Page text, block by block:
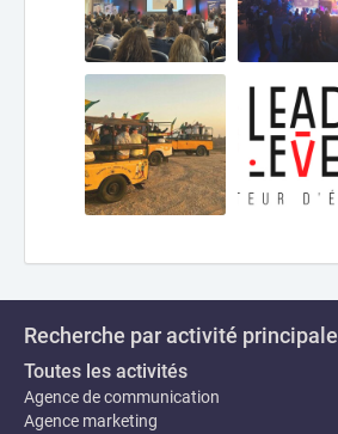
Recherche par activité principale
Toutes les activités
Agence de communication
Agence marketing